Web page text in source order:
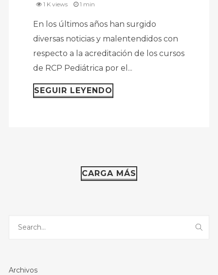
1 K views
1 min
En los últimos años han surgido
diversas noticias y malentendidos con
respecto a la acreditación de los cursos
de RCP Pediátrica por el...
SEGUIR LEYENDO
CARGA MÁS
Archivos